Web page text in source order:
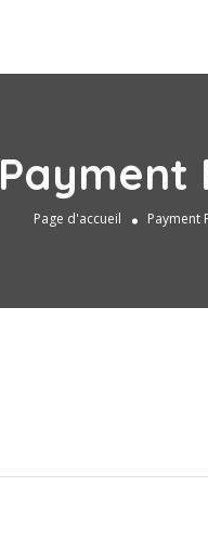
Payment
Page d'accueil Payment